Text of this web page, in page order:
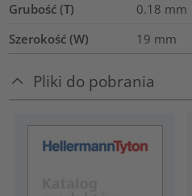
Grubość (T)
0.18 mm
Szerokość (W)
19 mm
Pliki do pobrania